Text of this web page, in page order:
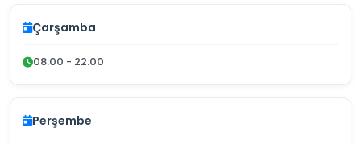
Çarşamba
08:00 - 22:00
Perşembe